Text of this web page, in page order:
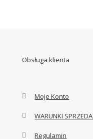
Obsługa klienta
Moje Konto
WARUNKI
Regulamin